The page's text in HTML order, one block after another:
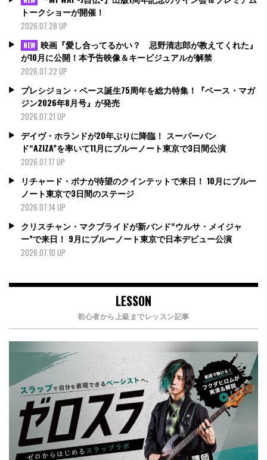
トークショーが開催！
2026.07.28 UP
NEW 映画『愛し合ってるかい？ 忌野清志郎が教えてくれた』
が10月に公開！本予告映像＆キービジュアルが解禁
2026.07.22 UP
プレシジョン・ベース誕生75周年を総力特集！『ベース・マガ
ジン2026年8月号』が発売
2026.07.21 UP
デイヴ・ホランドが20年ぶりに降臨！ スーパーバン
ド“AZIZA”を率いて11月にブルーノート東京で3日間公演
2026.07.17 UP
リチャード・ボナが待望のクインテットで来日！ 10月にブルー
ノート東京で3日間のステージ
2026.07.14 UP
クリスチャン・マクブライドが新バンド“ウルサ・メイジャ
ー”で来日！ 9月にブルーノート東京で日本デビュー公演
2026.07.10 UP
LESSON
初心者から上級までレッスン記事